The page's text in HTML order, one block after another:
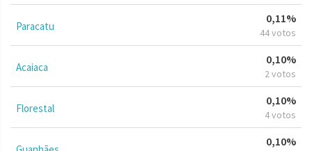
Paracatu
0,11%
44 votos
Acaiaca
0,10%
2 votos
Florestal
0,10%
4 votos
0,10%